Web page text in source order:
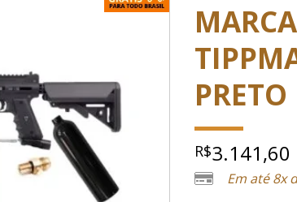
PRETO
R$3.141,60
Em até 8x